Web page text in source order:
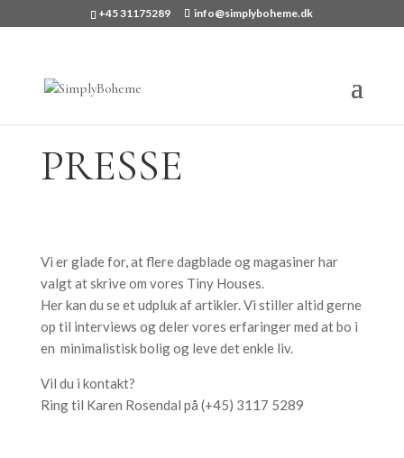
+45 31175289 info@simplyboheme.dk
PRESSE
Vi er glade for, at flere dagblade og magasiner har
valgt at skrive om vores Tiny Houses.
Her kan du se et udpluk af artikler. Vi stiller altid gerne
op til interviews og deler vores erfaringer med at bo i
en minimalistisk bolig og leve det enkle liv.
Vil du i kontakt?
Ring til Karen Rosendal på (+45) 3117 5289